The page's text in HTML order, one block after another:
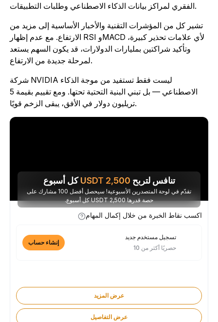
تشير كل من المؤشرات التقنية والأخبار الأساسية إلى مزيد من
الارتفاع. مع عدم إظهار RSI وMACD لأي علامات تحذير كبيرة،
وتأكيد شراكتين بمليارات الدولارات، قد يكون السهم يستعد
شركة NVIDIA ليست فقط تستفيد من موجة الذكاء
الاصطناعي — بل تبني البنية التحتية تحتها. ومع تقييم بقيمة 5
تنافس لتربح 2,500
USDTكل أسبوع
تقدّم في لوحة المتصدرين الأسبوعية! سيحصل أفضل 100 مشارك على
حصة قدرها 2,500 USDT كل أسبوع.
اكسب نقاط الخبرة من خلال إكمال المهام
تسجيل مستخدم جديد
حصريًا أكثر من 10
إنشاء حساب
عرض المزيد
عرض التفاصيل